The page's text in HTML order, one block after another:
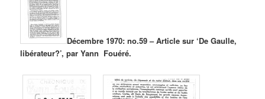
Décembre 1970: no.59 – Article sur ‘De Gaulle,
libérateur?’, par Yann Fouéré.